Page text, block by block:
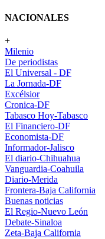
NACIONALES
+
Milenio
De periodistas
El Universal - DF
La Jornada-DF
Excélsior
Cronica-DF
Tabasco Hoy-Tabasco
El Financiero-DF
Economista-DF
Informador-Jalisco
El diario-Chihuahua
Vanguardia-Coahuila
Diario-Merida
Frontera-Baja California
Buenas noticias
El Regio-Nuevo León
Debate-Sinaloa
Zeta-Baja California